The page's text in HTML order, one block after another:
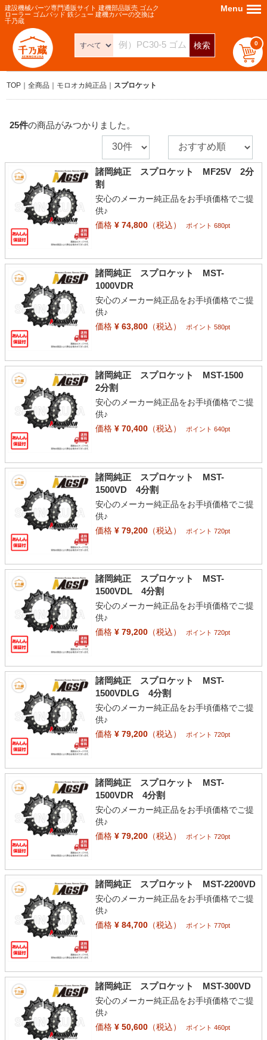
建設機械パーツ専門通販サイト 建機部品販売 ゴムク
ローラー ゴムパッド 鉄シュー 建機カバーの交換は
千乃蔵
検索 0
Menu Menu
TOP 全商品 モロオカ純正品 スプロケット
25件の商品がみつかりました。
諸岡純正 スプロケット MF25V 2分
割
安心のメーカー純正品をお手頃価格でご提
供♪
価格¥ 74,800（税込） ポイント 680pt
諸岡純正 スプロケット MST-
1000VDR
安心のメーカー純正品をお手頃価格でご提
供♪
価格¥ 63,800（税込） ポイント 580pt
諸岡純正 スプロケット MST-1500
2分割
安心のメーカー純正品をお手頃価格でご提
供♪
価格¥ 70,400（税込） ポイント 640pt
諸岡純正 スプロケット MST-
1500VD 4分割
安心のメーカー純正品をお手頃価格でご提
供♪
価格¥ 79,200（税込） ポイント 720pt
諸岡純正 スプロケット MST-
1500VDL 4分割
安心のメーカー純正品をお手頃価格でご提
供♪
価格¥ 79,200（税込） ポイント 720pt
諸岡純正 スプロケット MST-
1500VDLG 4分割
安心のメーカー純正品をお手頃価格でご提
供♪
価格¥ 79,200（税込） ポイント 720pt
諸岡純正 スプロケット MST-
1500VDR 4分割
安心のメーカー純正品をお手頃価格でご提
供♪
価格¥ 79,200（税込） ポイント 720pt
諸岡純正 スプロケット MST-2200VD
安心のメーカー純正品をお手頃価格でご提
供♪
価格¥ 84,700（税込） ポイント 770pt
諸岡純正 スプロケット MST-300VD
安心のメーカー純正品をお手頃価格でご提
供♪
価格¥ 50,600（税込） ポイント 460pt